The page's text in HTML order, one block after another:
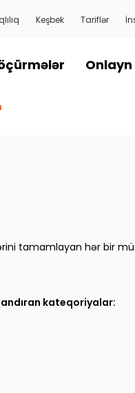
Keşbek Tariflər
tamamlayan hər bir
kateqoriyalar: